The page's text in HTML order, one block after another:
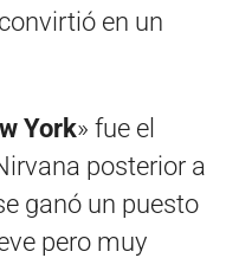
en un
York» fue el
posterior a
ganó un puesto
pero muy